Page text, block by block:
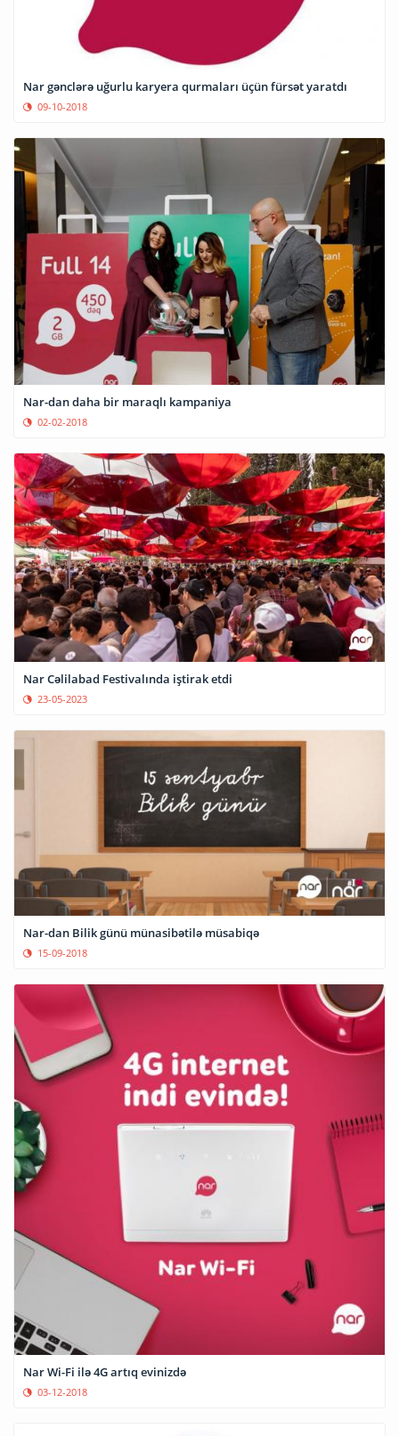
Nar gənclərə uğurlu karyera qurmaları üçün fürsət yaratdı
09-10-2018
Nar-dan daha bir maraqlı kampaniya
02-02-2018
Nar Cəlilabad Festivalında iştirak etdi
23-05-2023
Nar-dan Bilik günü münasibətilə müsabiqə
15-09-2018
Nar Wi-Fi ilə 4G artıq evinizdə
03-12-2018